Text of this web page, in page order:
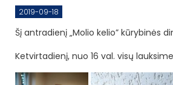
2019-09-18
Šį antradienį „Molio kelio” kūrybinės
Ketvirtadienį, nuo 16 val. visų